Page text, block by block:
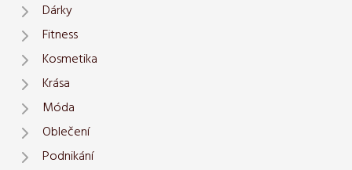
Dárky
Fitness
Kosmetika
Krása
Móda
Oblečení
Podnikání